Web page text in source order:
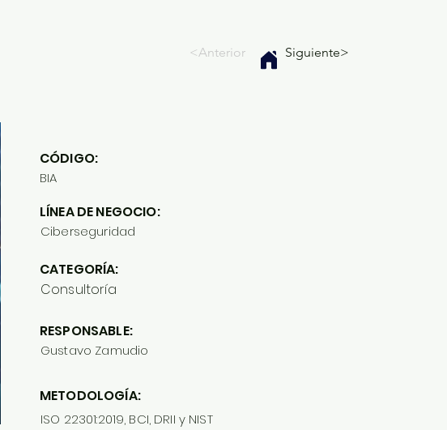
<Anterior Siguiente>
CÓDIGO:
BIA
LÍNEA DE NEGOCIO:
Ciberseguridad
CATEGORÍA:
Consultoría
RESPONSABLE:
Gustavo Zamudio
METODOLOGÍA:
ISO 22301:2019, BCI, DRII y NIST